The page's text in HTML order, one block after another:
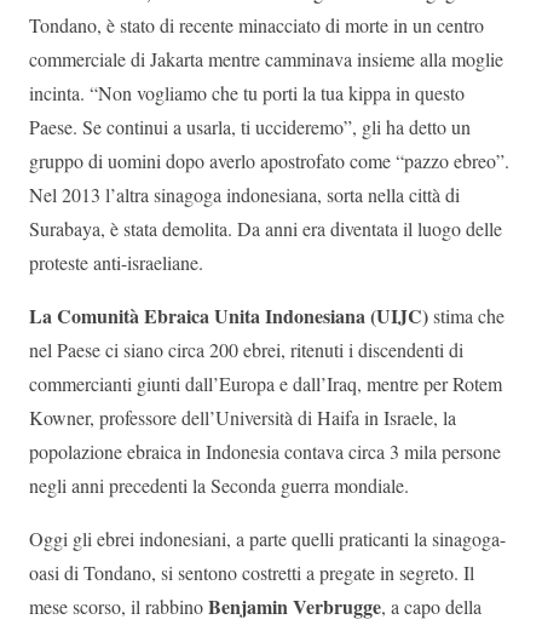
Tondano, è stato di recente minacciato di morte in un centro
commerciale di Jakarta mentre camminava insieme alla moglie
incinta. “Non vogliamo che tu porti la tua kippa in questo
Paese. Se continui a usarla, ti uccideremo”, gli ha detto un
gruppo di uomini dopo averlo apostrofato come “pazzo ebreo”.
Nel 2013 l’altra sinagoga indonesiana, sorta nella città di
Surabaya, è stata demolita. Da anni era diventata il luogo delle
proteste anti-israeliane.
La Comunità Ebraica Unita Indonesiana (UIJC)stima che
nel Paese ci siano circa 200 ebrei, ritenuti i discendenti di
commercianti giunti dall’Europa e dall’Iraq, mentre per Rotem
Kowner, professore dell’Università di Haifa in Israele, la
popolazione ebraica in Indonesia contava circa 3 mila persone
negli anni precedenti la Seconda guerra mondiale.
Oggi gli ebrei indonesiani, a parte quelli praticanti la sinagoga-
oasi di Tondano, si sentono costretti a pregate in segreto. Il
mese scorso, il rabbinoBenjamin Verbrugge, a capo della